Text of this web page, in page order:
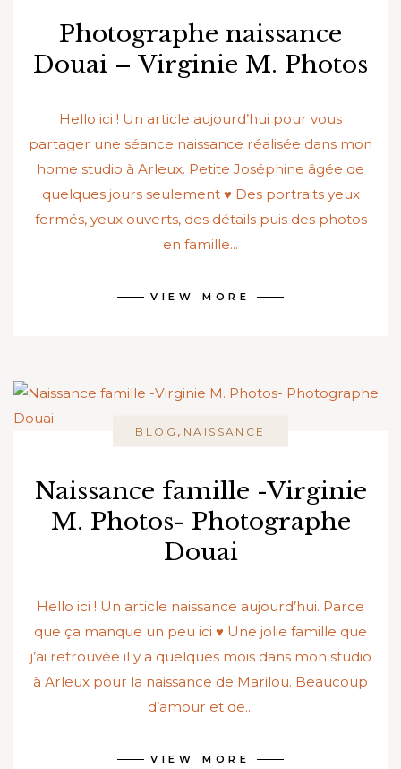
Photographe naissance
Douai – Virginie M. Photos
Hello ici ! Un article aujourd’hui pour vous
partager une séance naissance réalisée dans mon
home studio à Arleux. Petite Joséphine âgée de
quelques jours seulement ♥ Des portraits yeux
fermés, yeux ouverts, des détails puis des photos
en famille...
VIEW MORE
BLOG , NAISSANCE
Naissance famille -Virginie
M. Photos- Photographe
Douai
Hello ici ! Un article naissance aujourd’hui. Parce
que ça manque un peu ici ♥ Une jolie famille que
j’ai retrouvée il y a quelques mois dans mon studio
à Arleux pour la naissance de Marilou. Beaucoup
d’amour et de...
VIEW MORE